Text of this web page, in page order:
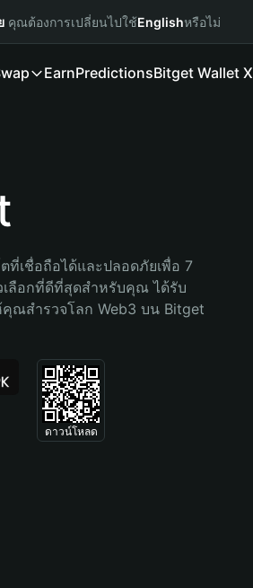
คุณต้องการเปลี่ยนไปใช้Englishหรือไม่
EarnPredictionsBitget Wallet X
ที่เชื่อถือได้และปลอดภัยเพื่อ 7
ลือกที่ดีที่สุดสำหรับคุณ ได้รับ
ณสำรวจโลก Web3 บน Bitget
ดาวน์โหลด